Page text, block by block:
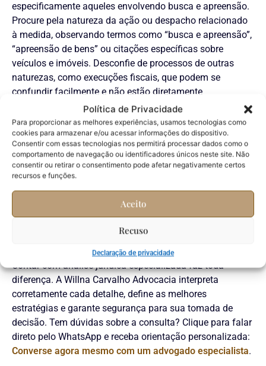
Política de Privacidade
Para proporcionar as melhores experiências, usamos tecnologias como
cookies para armazenar e/ou acessar informações do dispositivo.
Consentir com essas tecnologias nos permitirá processar dados como o
comportamento de navegação ou identificadores únicos neste site. Não
consentir ou retirar o consentimento pode afetar negativamente certos
recursos e funções.
Aceito
Recuso
Declaração de privacidade
especificamente aqueles envolvendo busca e apreensão.
Procure pela natureza da ação ou despacho relacionado
à medida, observando termos como “busca e apreensão”,
“apreensão de bens” ou citações específicas sobre
veículos e imóveis. Desconfie de processos de outras
naturezas, como execuções fiscais, que podem se
confundir facilmente e não estão diretamente
Interpretações precipitadas podem trazer sérios
equívocos. Erros comuns incluem confundir processos
repetidos, deixar passar decisões já arquivadas, ou
desconsiderar publicações recentes. Ficar atento às
evita interpretações erradas. Para quem lida com
questões imobiliárias, conferir exemplos noconteúdo
especializado em direito imobiliário
Contar com análise jurídica especializada faz toda
diferença. A Willna Carvalho Advocacia interpreta
corretamente cada detalhe, define as melhores
estratégias e garante segurança para sua tomada de
decisão. Tem dúvidas sobre a consulta? Clique para falar
direto pelo WhatsApp e receba orientação personalizada:
Converse agora mesmo com um advogado especialista.